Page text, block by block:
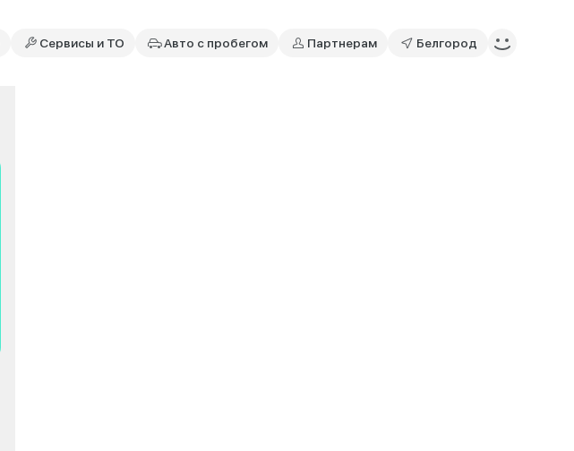
Сервисы и ТО Авто с пробегом Партнерам Белгород